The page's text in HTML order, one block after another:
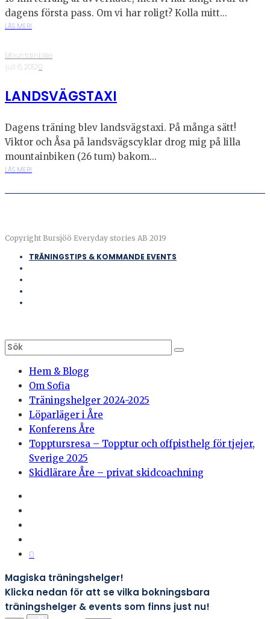
dagens första pass. Om vi har roligt? Kolla mitt...
LÄS MER!
Mountainbike
·juli 6, 2012·0
LANDSVÄGSTAXI
Dagens träning blev landsvägstaxi. På många sätt!
Viktor och Åsa på landsvägscyklar drog mig på lilla
mountainbiken (26 tum) bakom...
LÄS MER!
Copyright Bursjöö Everyday stories AB 2019
TRÄNINGSTIPS & KOMMANDE EVENTS
Hem & Blogg
Om Sofia
Träningshelger 2024-2025
Löparläger i Åre
Konferens Åre
Topptursresa – Topptur och offpisthelg för tjejer,
Sverige 2025
Skidlärare Åre – privat skidcoachning
0
Magiska träningshelger!
Klicka nedan för att se vilka bokningsbara
träningshelger & events som finns just nu!